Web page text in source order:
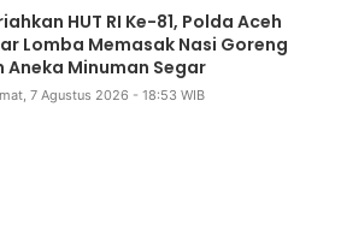
HUT RI Ke-81, Polda Aceh
Lomba Memasak Nasi Goreng
Aneka Minuman Segar
7 Agustus 2026 - 18:53 WIB